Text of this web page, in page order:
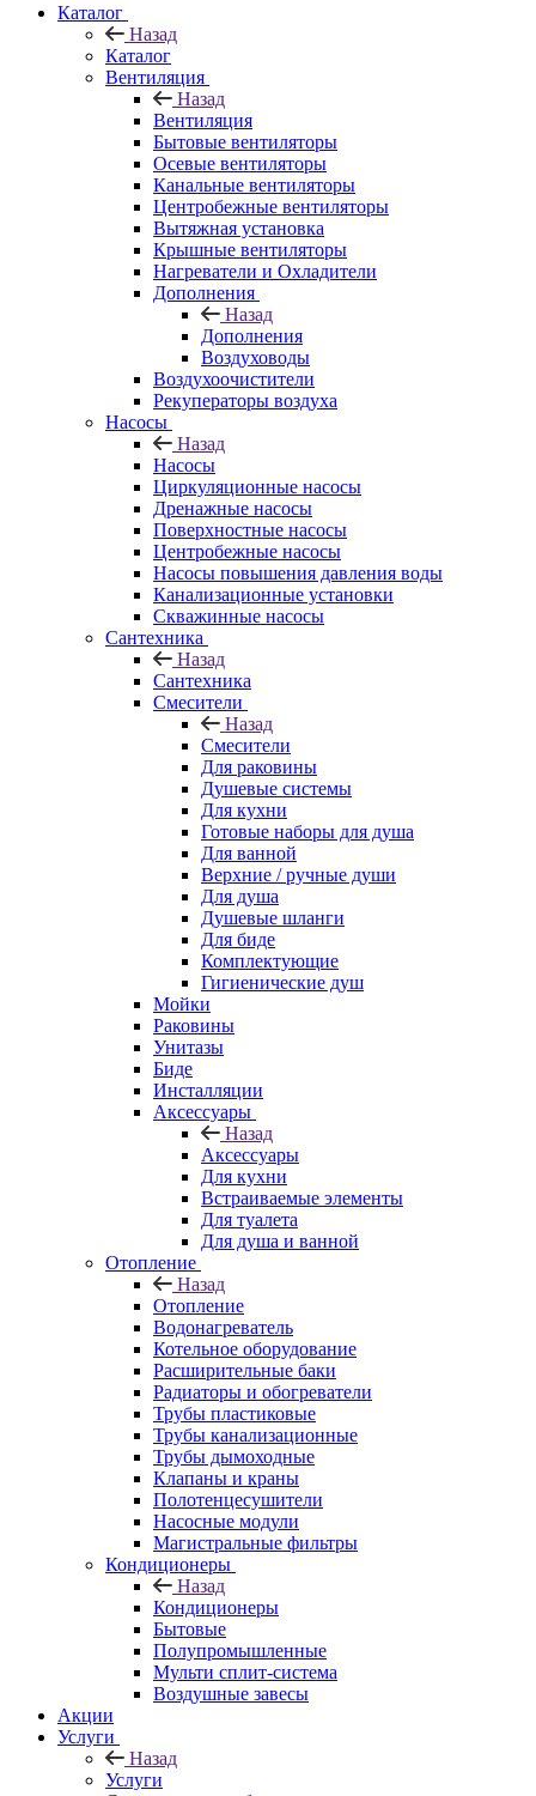
Каталог
Назад
Каталог
Вентиляция
Назад
Вентиляция
Бытовые вентиляторы
Осевые вентиляторы
Канальные вентиляторы
Центробежные вентиляторы
Вытяжная установка
Крышные вентиляторы
Нагреватели и Охладители
Дополнения
Назад
Дополнения
Воздуховоды
Воздухоочистители
Рекуператоры воздуха
Насосы
Назад
Насосы
Циркуляционные насосы
Дренажные насосы
Поверхностные насосы
Центробежные насосы
Насосы повышения давления воды
Канализационные установки
Скважинные насосы
Сантехника
Назад
Сантехника
Смесители
Назад
Смесители
Для раковины
Душевые системы
Для кухни
Готовые наборы для душа
Для ванной
Верхние / ручные души
Для душа
Душевые шланги
Для биде
Комплектующие
Гигиенические душ
Мойки
Раковины
Унитазы
Биде
Инсталляции
Аксессуары
Назад
Аксессуары
Для кухни
Встраиваемые элементы
Для туалета
Для душа и ванной
Отопление
Назад
Отопление
Водонагреватель
Котельное оборудование
Расширительные баки
Радиаторы и обогреватели
Трубы пластиковые
Трубы канализационные
Трубы дымоходные
Клапаны и краны
Полотенцесушители
Насосные модули
Магистральные фильтры
Кондиционеры
Назад
Кондиционеры
Бытовые
Полупромышленные
Мульти сплит-система
Воздушные завесы
Акции
Услуги
Назад
Услуги